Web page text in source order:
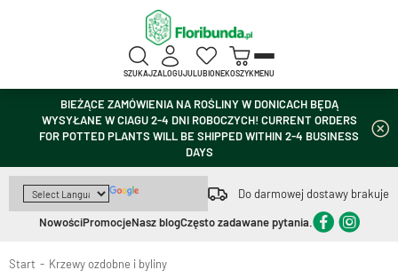
BIEŻĄCE ZAMÓWIENIA NA ROŚLINY W DONICACH BĘDĄ
WYSYŁANE W CIAGU 2-4 DNI ROBOCZYCH! CURRENT ORDERS
FOR POTTED PLANTS WILL BE SHIPPED WITHIN 2-4 BUSINESS
DAYS
Do darmowej dostawy brakuje
NowościPromocjeNasz blogCzęsto zadawane pytania.
SZUKAJZALOGUJULUBIONEKOSZYKMENU
Start Krzewy ozdobne i byliny